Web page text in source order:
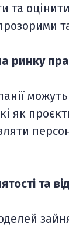
та
ринку
як
та